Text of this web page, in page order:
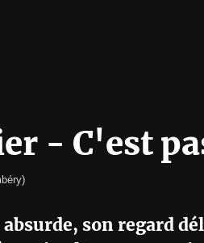
- C'est
)
son regard